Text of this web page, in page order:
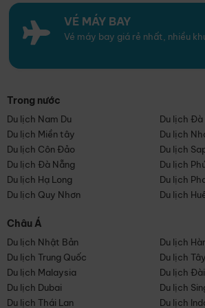
VÉ MÁY BAY
Vé máy bay giá rẻ nhất, nhiều
Trong nước
Du lịch Nam Du
Du lịch
Du lịch Miền tây
Du lịch
Du lịch Côn Đảo
Du lịch
Du lịch Đà Nẵng
Du lịch
Du lịch Hạ Long
Du lịch
Du lịch Quy Nhơn
Du lịch
Châu Á
Du lịch Nhật Bản
Du lịch
Du lịch Trung Quốc
Du lịch
Du lịch Malaysia
Du lịch
Du lịch Dubai
Du lịch
Du lịch Thái Lan
Du lịch